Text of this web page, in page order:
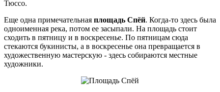
Тюссо.
Еще одна примечательная площадь Спёй. Когда-то здесь была
одноименная река, потом ее засыпали. На площадь стоит
сходить в пятницу и в воскресенье. По пятницам сюда
стекаются букинисты, а в воскресенье она превращается в
художественную мастерскую - здесь собираются местные
художники.